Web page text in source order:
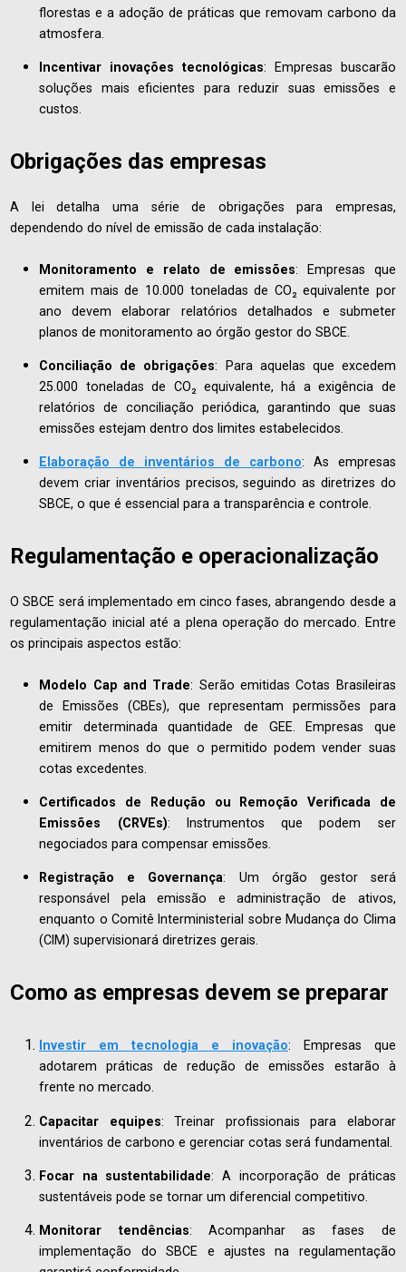
florestas e a adoção de práticas que removam carbono da
atmosfera.
Incentivar inovações tecnológicas: Empresas buscarão
soluções mais eficientes para reduzir suas emissões e
custos.
Obrigações das empresas
A lei detalha uma série de obrigações para empresas,
dependendo do nível de emissão de cada instalação:
Monitoramento e relato de emissões: Empresas que
emitem mais de 10.000 toneladas de CO₂ equivalente por
ano devem elaborar relatórios detalhados e submeter
planos de monitoramento ao órgão gestor do SBCE.
Conciliação de obrigações: Para aquelas que excedem
25.000 toneladas de CO₂ equivalente, há a exigência de
relatórios de conciliação periódica, garantindo que suas
emissões estejam dentro dos limites estabelecidos.
Elaboração de inventários de carbono: As empresas
devem criar inventários precisos, seguindo as diretrizes do
SBCE, o que é essencial para a transparência e controle.
Regulamentação e operacionalização
O SBCE será implementado em cinco fases, abrangendo desde a
regulamentação inicial até a plena operação do mercado. Entre
os principais aspectos estão:
Modelo Cap and Trade: Serão emitidas Cotas Brasileiras
de Emissões (CBEs), que representam permissões para
emitir determinada quantidade de GEE. Empresas que
emitirem menos do que o permitido podem vender suas
cotas excedentes.
Certificados de Redução ou Remoção Verificada de
Emissões (CRVEs): Instrumentos que podem ser
negociados para compensar emissões.
Registração e Governança: Um órgão gestor será
responsável pela emissão e administração de ativos,
enquanto o Comitê Interministerial sobre Mudança do Clima
(CIM) supervisionará diretrizes gerais.
Como as empresas devem se preparar
Investir em tecnologia e inovação: Empresas que
adotarem práticas de redução de emissões estarão à
frente no mercado.
Capacitar equipes: Treinar profissionais para elaborar
inventários de carbono e gerenciar cotas será fundamental.
Focar na sustentabilidade: A incorporação de práticas
sustentáveis pode se tornar um diferencial competitivo.
Monitorar tendências: Acompanhar as fases de
implementação do SBCE e ajustes na regulamentação